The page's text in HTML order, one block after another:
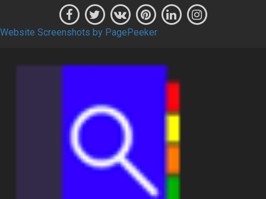
Website Screenshots by PagePeeker